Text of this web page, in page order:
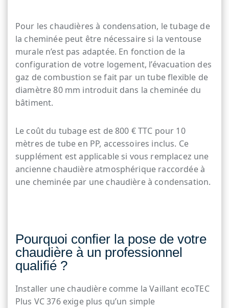
Pour les chaudières à condensation, le tubage de
la cheminée peut être nécessaire si la ventouse
murale n’est pas adaptée. En fonction de la
configuration de votre logement, l’évacuation des
gaz de combustion se fait par un tube flexible de
diamètre 80 mm introduit dans la cheminée du
bâtiment.
Le coût du tubage est de 800 € TTC pour 10
mètres de tube en PP, accessoires inclus. Ce
supplément est applicable si vous remplacez une
ancienne chaudière atmosphérique raccordée à
une cheminée par une chaudière à condensation.
Pourquoi confier la pose de votre
chaudière à un professionnel
qualifié ?
Installer une chaudière comme la Vaillant ecoTEC
Plus VC 376 exige plus qu’un simple